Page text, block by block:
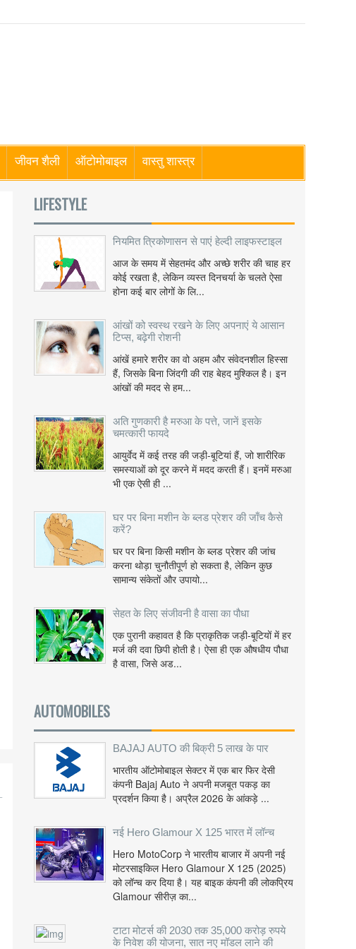
जीवन शैली ऑटोमोबाइल वास्तु शास्त्र
LIFESTYLE
नियमित त्रिकोणासन से पाएं हेल्दी लाइफस्टाइल
आज के समय में सेहतमंद और अच्छे शरीर की चाह हर
कोई रखता है, लेकिन व्यस्त दिनचर्या के चलते ऐसा
होना कई बार लोगों के लि...
आंखों को स्वस्थ रखने के लिए अपनाएं ये आसान
टिप्स, बढ़ेगी रोशनी
आंखें हमारे शरीर का वो अहम और संवेदनशील हिस्सा
हैं, जिसके बिना जिंदगी की राह बेहद मुश्किल है। इन
आंखों की मदद से हम...
अति गुणकारी है मरुआ के पत्ते, जानें इसके
चमत्कारी फायदे
आयुर्वेद में कई तरह की जड़ी-बूटियां हैं, जो शारीरिक
समस्याओं को दूर करने में मदद करती हैं। इनमें मरुआ
भी एक ऐसी ही ...
घर पर बिना मशीन के ब्लड प्रेशर की जाँच कैसे
करें?
घर पर बिना किसी मशीन के ब्लड प्रेशर की जांच
करना थोड़ा चुनौतीपूर्ण हो सकता है, लेकिन कुछ
सामान्य संकेतों और उपायो...
सेहत के लिए संजीवनी है वासा का पौधा
एक पुरानी कहावत है कि प्राकृतिक जड़ी-बूटियों में हर
मर्ज की दवा छिपी होती है। ऐसा ही एक औषधीय पौधा
है वासा, जिसे अड...
AUTOMOBILES
BAJAJ AUTO की बिक्री 5 लाख के पार
भारतीय ऑटोमोबाइल सेक्टर में एक बार फिर देसी
कंपनी Bajaj Auto ने अपनी मजबूत पकड़ का
प्रदर्शन किया है। अप्रैल 2026 के आंकड़े ...
नई Hero Glamour X 125 भारत में लॉन्च
Hero MotoCorp ने भारतीय बाजार में अपनी नई
मोटरसाइकिल Hero Glamour X 125 (2025)
को लॉन्च कर दिया है। यह बाइक कंपनी की लोकप्रिय
Glamour सीरीज़ का...
टाटा मोटर्स की 2030 तक 35,000 करोड़ रुपये
के निवेश की योजना, सात नए मॉडल लाने की